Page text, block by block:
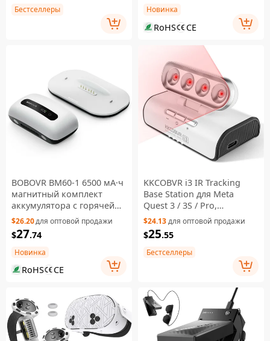
Бестселлеры
Новинка
RoHS CE
BOBOVR BM60-1 6500 мА·ч
магнитный комплект
аккумулятора с горячей
заменой и зарядной док-
станцией для BOBOVR M3
Pro+ / M3 — белый
$26.20для оптовой продажи
$27.74
Новинка
RoHS CE
KKCOBVR i3 IR Tracking
Base Station для Meta
Quest 3 / 3S / Pro,
инфракрасный
улучшающий свет, 4
уровня яркости, аксессуар
для VR - серебристо-
$24.13для оптовой продажи
$25.55
Бестселлеры